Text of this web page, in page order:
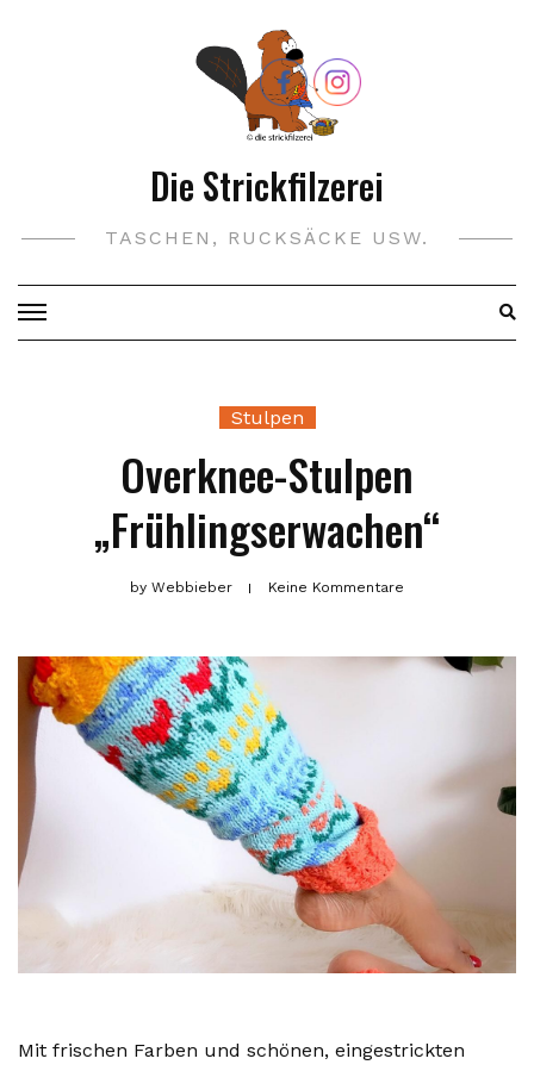
Die Strickfilzerei
TASCHEN, RUCKSÄCKE USW.
Stulpen
Overknee-Stulpen
„Frühlingserwachen“
by Webbieber Keine Kommentare
Mit frischen Farben und schönen, eingestrickten